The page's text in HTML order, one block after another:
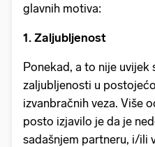
glavnih motiva:
1. Zaljubljenost
Ponekad, a to nije uvijek
zaljubljenosti u
izvanbračnih veza. Više
posto izjavilo je da je
sadašnjem partneru, i/ili